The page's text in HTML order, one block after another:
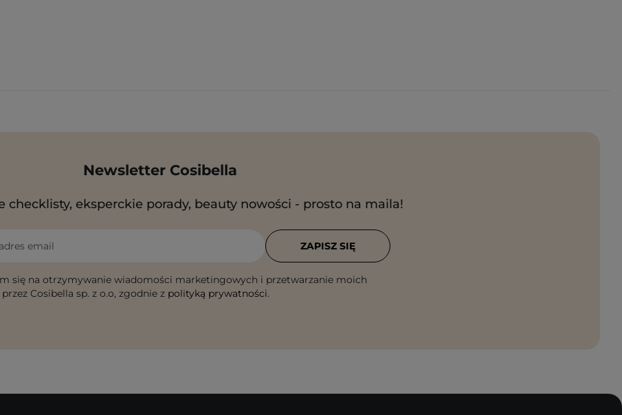
Newsletter Cosibella
checklisty, eksperckie porady, beauty nowości - prosto na maila!
email
się na otrzymywanie wiadomości marketingowych i przetwarzanie moich
Cosibella sp. z o.o, zgodnie z polityką prywatności.
ZAPISZ SIĘ